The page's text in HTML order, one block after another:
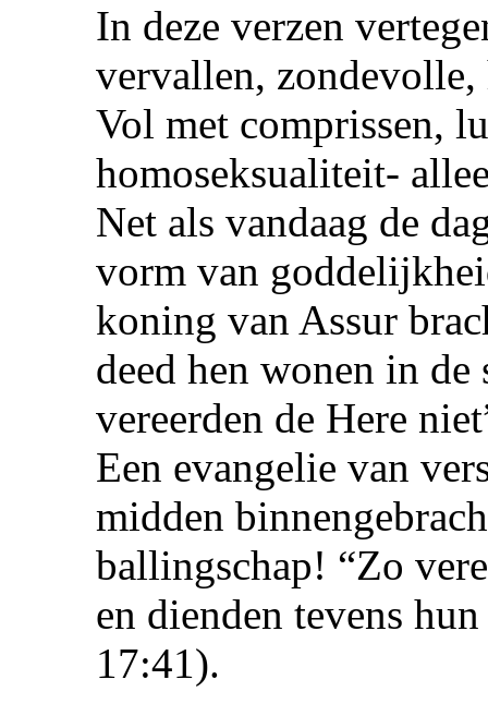
In deze verzen
vervallen,
Vol met comprissen,
homoseksualiteit-
Net als vandaag de
vorm van
koning van Assur
deed hen wonen in
vereerden de Here
Een evangelie van
midden
ballingschap! “Zo
en dienden tevens
17:41).